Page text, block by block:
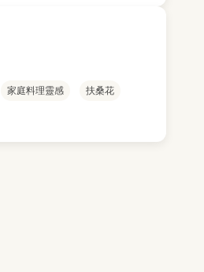
家庭料理靈感 扶桑花